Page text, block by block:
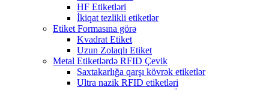
HF Etiketləri
İkiqat tezlikli etiketlər
Etiket Formasına görə
Kvadrat Etiket
Uzun Zolaqlı Etiket
Metal Etiketlərdə RFID Çevik
Saxtakarlığa qarşı kövrək etiketlər
Ultra nazik RFID etiketləri